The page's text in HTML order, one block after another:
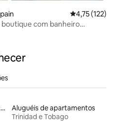
4,75 de uma
4,75 (122)
com banheiro
Aluguéis de espaços que aceitam animais de estimação
Aluguéis de apartamentos
Trinidad e Tobago